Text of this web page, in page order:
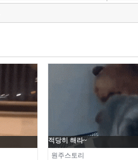
적당히 해라~
원주스토리